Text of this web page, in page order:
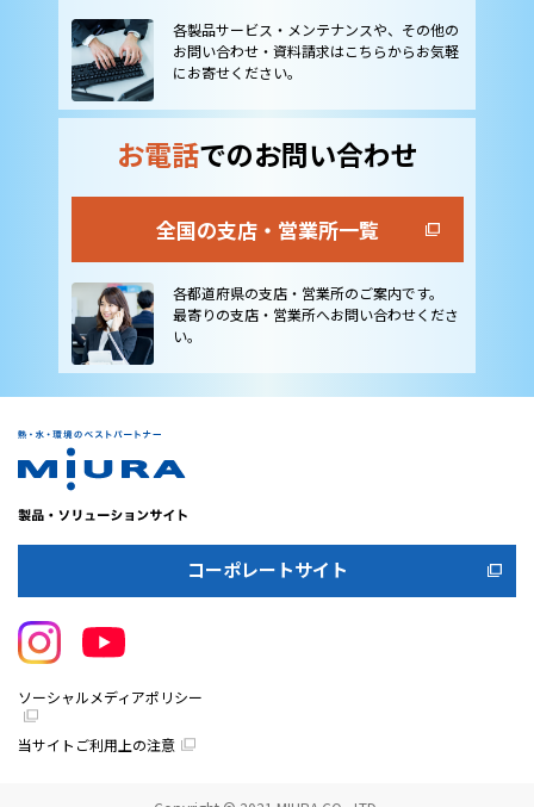
各製品サービス・メンテナンスや、その他の
お問い合わせ・資料請求はこちらからお気軽
にお寄せください。
お電話でのお問い合わせ
全国の支店・営業所一覧
各都道府県の支店・営業所のご案内です。
最寄りの支店・営業所へお問い合わせくださ
い。
コーポレートサイト
ソーシャルメディアポリシー
当サイトご利用上の注意